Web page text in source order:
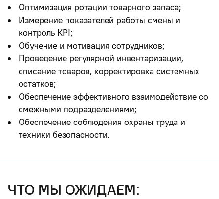
Оптимизация ротации товарного запаса;
Измерение показателей работы смены и
контроль KPI;
Обучение и мотивация сотрудников;
Проведение регулярной инвентаризации,
списание товаров, корректировка системных
остатков;
Обеспечение эффективного взаимодействие со
смежными подразделениями;
Обеспечение соблюдения охраны труда и
техники безопасности.
что мы ожидаем: